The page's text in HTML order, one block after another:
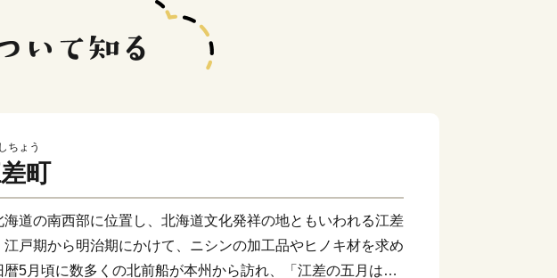
ちょう
町
道の南西部に位置し、北海道文化発祥の地ともいわれる江差
江戸期から明治期にかけて、ニシンの加工品やヒノキ材を求め
暦5月頃に数多くの北前船が本州から訪れ、「江差の五月は江